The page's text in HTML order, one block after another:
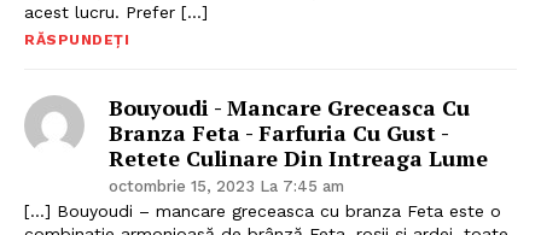
acest lucru. Prefer […]
RĂSPUNDEȚI
Bouyoudi - Mancare Greceasca Cu
Branza Feta - Farfuria Cu Gust -
Retete Culinare Din Intreaga Lume
octombrie 15, 2023 La 7:45 am
[…] Bouyoudi – mancare greceasca cu branza Feta este o